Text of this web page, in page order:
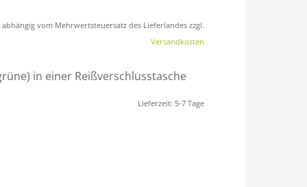
vom Mehrwertsteuersatz des Lieferlandes zzgl.
Versandkosten
in einer Reißverschlusstasche
Lieferzeit: 5-7 Tage